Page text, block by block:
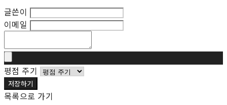
글쓴이
이메일
평점 주기
저장하기
목록으로 가기